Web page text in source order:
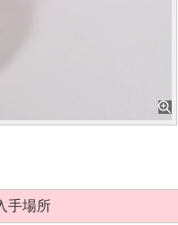
手場所